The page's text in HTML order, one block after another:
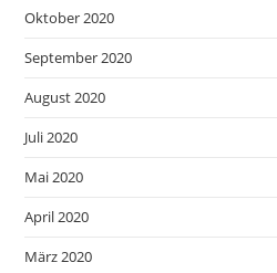
Oktober 2020
September 2020
August 2020
Juli 2020
Mai 2020
April 2020
März 2020